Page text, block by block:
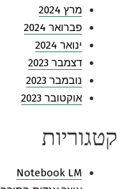
מרץ 2024
פברואר 2024
ינואר 2024
דצמבר 2023
נובמבר 2023
אוקטובר 2023
קטגוריות
Notebook LM